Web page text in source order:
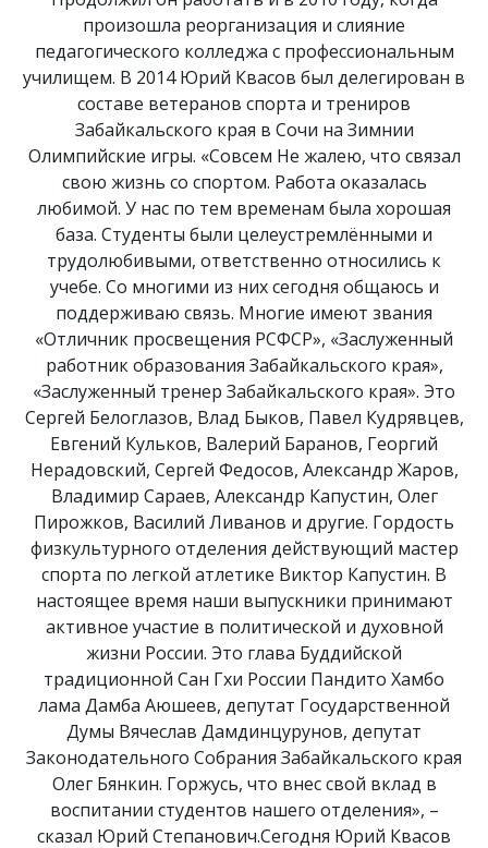
произошла реорганизация и слияние
педагогического колледжа с профессиональным
училищем. В 2014 Юрий Квасов был делегирован в
составе ветеранов спорта и трениров
Забайкальского края в Сочи на Зимнии
Олимпийские игры. «Совсем Не жалею, что связал
свою жизнь со спортом. Работа оказалась
любимой. У нас по тем временам была хорошая
база. Студенты были целеустремлёнными и
трудолюбивыми, ответственно относились к
учебе. Со многими из них сегодня общаюсь и
поддерживаю связь. Многие имеют звания
«Отличник просвещения РСФСР», «Заслуженный
работник образования Забайкальского края»,
«Заслуженный тренер Забайкальского края». Это
Сергей Белоглазов, Влад Быков, Павел Кудрявцев,
Евгений Кульков, Валерий Баранов, Георгий
Нерадовский, Сергей Федосов, Александр Жаров,
Владимир Сараев, Александр Капустин, Олег
Пирожков, Василий Ливанов и другие. Гордость
физкультурного отделения действующий мастер
спорта по легкой атлетике Виктор Капустин. В
настоящее время наши выпускники принимают
активное участие в политической и духовной
жизни России. Это глава Буддийской
традиционной Сан Гхи России Пандито Хамбо
лама Дамба Аюшеев, депутат Государственной
Думы Вячеслав Дамдинцурунов, депутат
Законодательного Собрания Забайкальского края
Олег Бянкин. Горжусь, что внес свой вклад в
воспитании студентов нашего отделения», –
сказал Юрий Степанович.Сегодня Юрий Квасов